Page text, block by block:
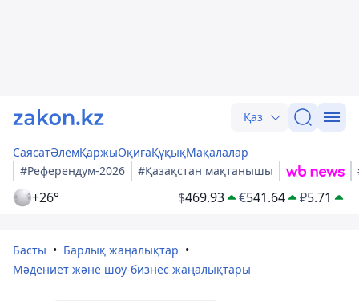
Қаз
СаясатӘлемҚаржыОқиғаҚұқықМақалалар
#Референдум-2026
#Қазақстан мақтанышы
+26° $469.93 €541.64 ₽5.71
Басты
Барлық жаңалықтар
Мәдениет және шоу-бизнес жаңалықтары